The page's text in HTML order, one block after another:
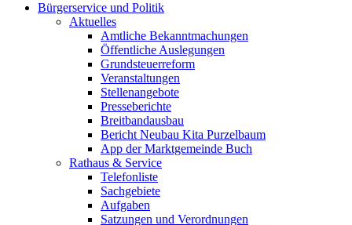
Bürgerservice und Politik
Aktuelles
Amtliche Bekanntmachungen
Öffentliche Auslegungen
Grundsteuerreform
Veranstaltungen
Stellenangebote
Presseberichte
Breitbandausbau
Bericht Neubau Kita Purzelbaum
App der Marktgemeinde Buch
Rathaus & Service
Telefonliste
Sachgebiete
Aufgaben
Satzungen und Verordnungen